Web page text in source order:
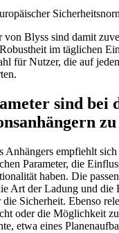
von Blyss sind damit
im täglichen
für Nutzer, die auf
sind bei
Anhängers empfiehlt
Parameter, die
haben. Die
Art der Ladung und die
Sicherheit. Ebenso
oder die Möglichkeit
etwa eines